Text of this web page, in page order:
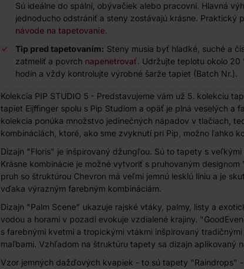
Sú ideálne do spální, obývačiek alebo pracovní. Hlavná
jednoducho odstrániť a steny zostávajú krásne. Praktický
návode na tapetovanie.
Tip pred tapetovaním: Steny musia byť hladké, suché a
zatmeliť a povrch napenetrovať. Udržujte teplotu okolo 20
hodín a vždy kontrolujte výrobné šarže tapiet (Batch Nr.).
Kolekcia PIP STUDIO 5 - Predstavujeme vám už 5. kolekciu
tapiet Eijffinger spolu s Pip Studiom a opäť je plná veselých a
kolekcia ponúka množstvo jedinečných nápadov v tlačiach ,
kombináciách, ktoré, ako sme zvyknutí pri Pip, možno ľahko
Dizajn "Floris" je inšpirovaný džungľou. Sú to tapety s
Krásne kombinácie je možné vytvoriť s pruhovaným
pruh so štruktúrou Chevron má veľmi jemnú lesklú líniu a je
vďaka výrazným farebným kombináciám.
Dizajn "Palm Scene" ukazuje rajské vtáky, palmy, listy a
vodou a horami v pozadí evokuje vzdialené krajiny.
s farebnými kvetmi a tropickými vtákmi inšpirovaný
maľbami. Vzhľadom na štruktúru tapety sa dizajn aplikovaný
Vzor jemných dažďových kvapiek - to sú tapety "Raindrops"